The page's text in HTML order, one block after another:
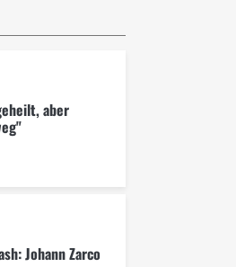
aber
Johann Zarco